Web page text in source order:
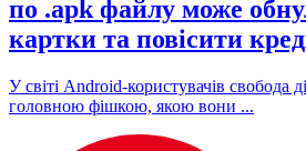
по .apk файлу може
картки та повісити
У світі Android-користувачів свобода
головною фішкою, якою вони ...